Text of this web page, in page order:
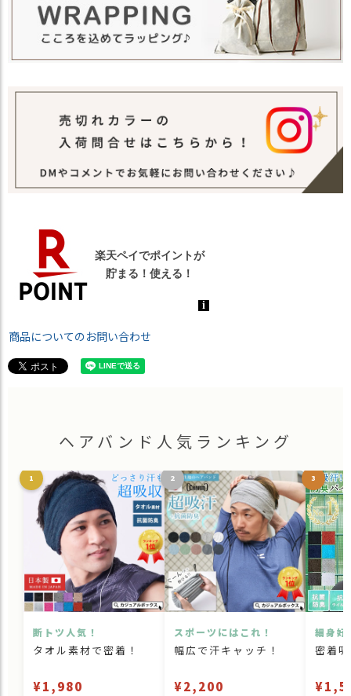
商品についてのお問い合わせ
ヘアバンド人気ランキング
1
断トツ人気！
タオル素材で密着！
¥1,980
2
スポーツにはこれ！
幅広で汗キャッチ！
¥2,200
3
細身好
密着